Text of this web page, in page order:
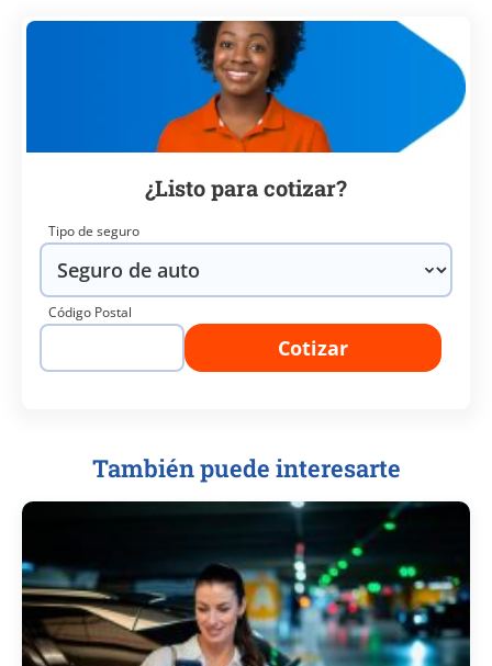
¿Listo para cotizar?
Tipo de seguro
Código Postal
Cotizar
También puede interesarte